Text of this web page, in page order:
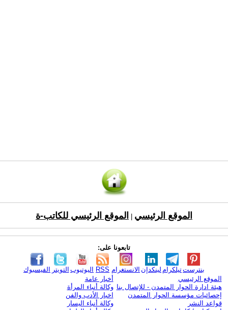
الموقع الرئيسي الموقع الرئيسي للكاتب-ة
تابعونا على:
الفيسبوك التويتر اليوتيوب RSS الانستغرام لينكدإن تيلكرامبنترست
الموقع الرئيسي
هيئة ادارة الحوار المتمدن - للإتصال بنا
إحصائيات مؤسسة الحوار المتمدن
قواعد النشر
أخبار عامة
وكالة أنباء المرأة
اخبار الأدب والفن
وكالة أنباء اليسار